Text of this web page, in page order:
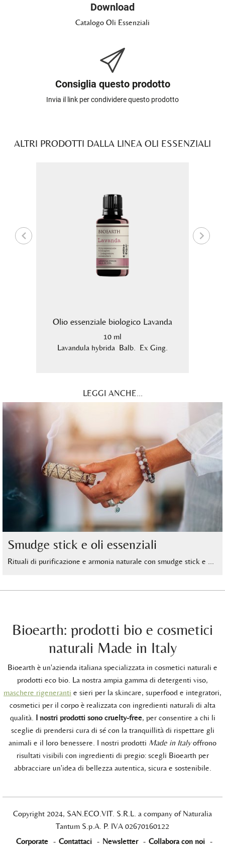
Download
Catalogo Oli Essenziali
Consiglia questo prodotto
Invia il link per condividere questo prodotto
ALTRI PRODOTTI DALLA LINEA OLI ESSENZIALI
Olio essenziale biologico Lavanda
10 ml
Lavandula hybrida Balb. Ex Ging.
LEGGI ANCHE...
Smudge stick e oli essenziali
Rituali di purificazione e armonia naturale con smudge stick e …
Bioearth: prodotti bio e cosmetici
naturali Made in Italy
Bioearth è un'azienda italiana specializzata in cosmetici naturali e
prodotti eco bio. La nostra ampia gamma di detergenti viso,
maschere rigeneranti e sieri per la skincare, superfood e integratori,
cosmetici per il corpo è realizzata con ingredienti naturali di alta
qualità. I nostri prodotti sono cruelty-free, per consentire a chi li
sceglie di prendersi cura di sé con la tranquillità di rispettare gli
animali e il loro benessere. I nostri prodotti Made in Italyoffrono
risultati visibili con ingredienti di pregio: scegli Bioearth per
abbracciare un'idea di bellezza autentica, sicura e sostenibile.
Copyright 2024, SAN.ECO.VIT. S.R.L. a company of Naturalia
Tantum S.p.A. P. IVA 02670160122
Corporate - Contattaci - Newsletter - Collabora con noi -